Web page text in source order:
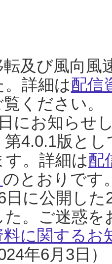
及び風向風
詳細は配信
覧ください。
にお知らせ
第4.0.1版と
。詳細は配
のとおりです
日に公開し
た。ご迷惑
料に関するお
年6月3日）